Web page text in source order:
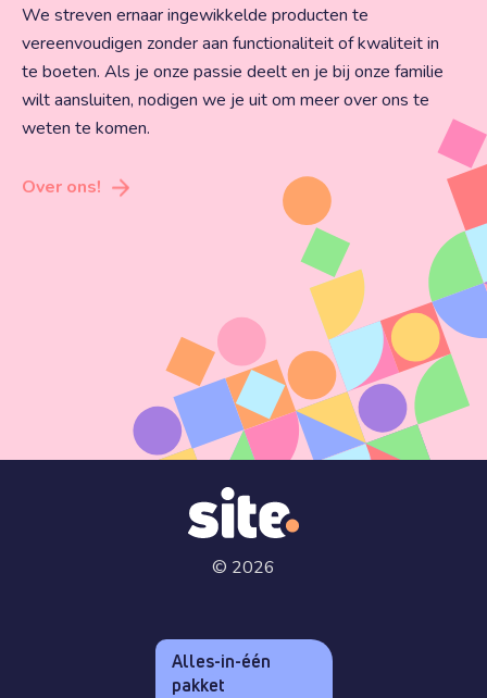
We streven ernaar ingewikkelde producten te
vereenvoudigen zonder aan functionaliteit of kwaliteit in
te boeten. Als je onze passie deelt en je bij onze familie
wilt aansluiten, nodigen we je uit om meer over ons te
weten te komen.
Over ons!
© 2026
Alles-in-één
pakket